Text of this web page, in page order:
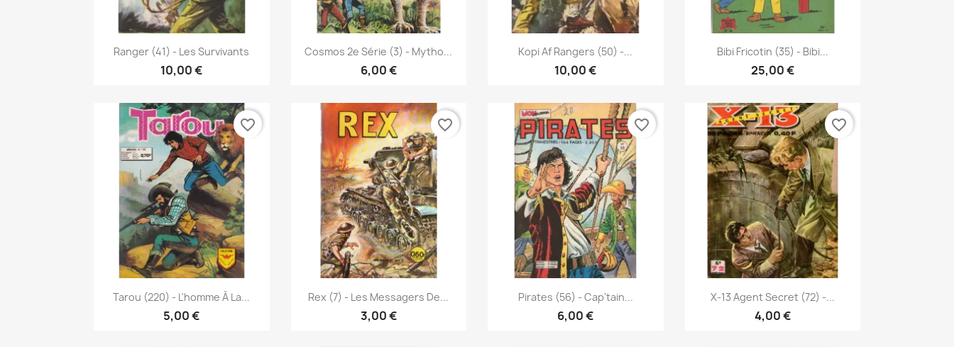
 Vis her
Ranger (41) - Les Survivants
10,00 €
Vis her
Cosmos 2e Série (3) - Mytho...
6,00 €
Vis her
Kopi Af Rangers (50) -...
10,00 €
Vis her
Bibi Fricotin (35) - Bibi...
25,00 €
 Vis her
Tarou (220) - L'homme À La...
5,00 €
favorite_border
 Vis her
Rex (7) - Les Messagers De...
3,00 €
favorite_border
Vis her
Pirates (56) - Cap'tain...
6,00 €
favorite_border
Vis her
X-13 Agent Secret (72) -...
4,00 €
favorite_border